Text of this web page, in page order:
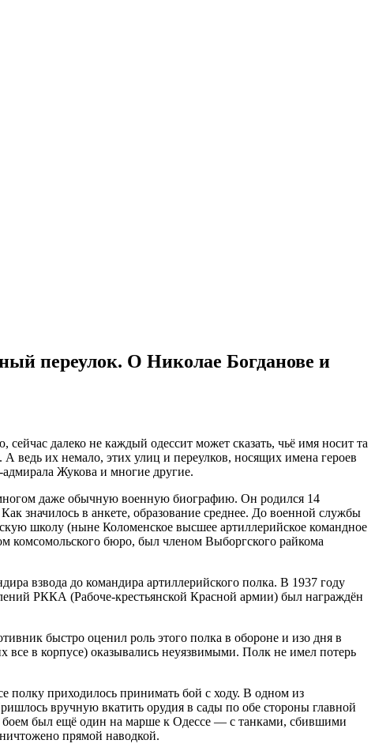
переулок. О Николае Богданове и
далеко не каждый одессит может сказать, чьё имя носит та
ведь их немало, этих улиц и переулков, носящих имена героев
Жукова и многие другие.
даже обычную военную биографию. Он родился 14
значилось в анкете, образование среднее. До военной службы
школу (ныне Коломенское высшее артиллерийское командное
комсомольского бюро, был членом Выборгского райкома
взвода до командира артиллерийского полка. В 1937 году
РККА (Рабоче-крестьянской Красной армии) был награждён
быстро оценил роль этого полка в обороне и изо дня в
все в корпусе) оказывались неуязвимыми. Полк не имел потерь
полку приходилось принимать бой с ходу. В одном из
вручную вкатить орудия в сады по обе стороны главной
боем был ещё один на марше к Одессе — с танками, сбившими
прямой наводкой.